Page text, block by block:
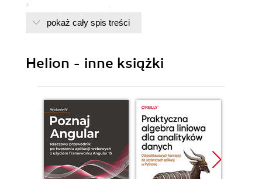
Istota systemu okablowania strukturalnego (12)
Istota okablowania (14)
Rozdział 2. Przewodowe media transmisyjne (19)
Typy sygnału (19)
Algebra Boole'a (21)
Kable miedziane (22)
Kable koncentryczne (22)
pokaż cały spis treści
Helion - inne książki